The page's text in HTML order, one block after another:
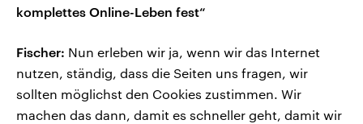
komplettes Online-Leben fest“
Fischer: Nun erleben wir ja, wenn wir das Internet
nutzen, ständig, dass die Seiten uns fragen, wir
sollten möglichst den Cookies zustimmen. Wir
machen das dann, damit es schneller geht, damit wir